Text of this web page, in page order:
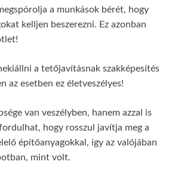
a munkások bérét, hogy
kelljen beszerezni. Ez azonban
a tetőjavításnak szakképesítés
az esetben ez életveszélyes!
van veszélyben, hanem azzal is
hogy rosszul javítja meg a
építőanyagokkal, így az valójában
mint volt.